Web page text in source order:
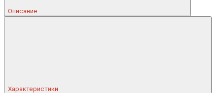
Описание
Характеристики